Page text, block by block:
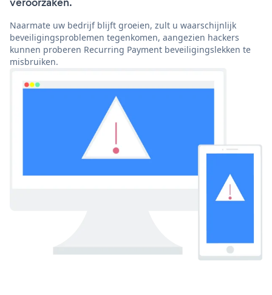
Naarmate uw bedrijf blijft groeien, zult u waarschijnlijk
beveiligingsproblemen tegenkomen, aangezien hackers
kunnen proberen Recurring Payment beveiligingslekken te
misbruiken.